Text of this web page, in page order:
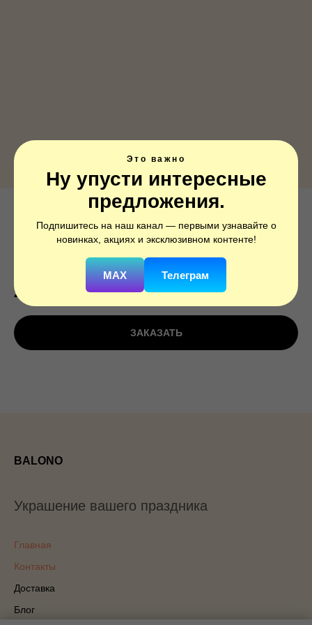
Это важно
Ну упусти интересные
предложения.
Подпишитесь на наш канал — первыми узнавайте о
новинках, акциях и эксклюзивном контенте!
MAX Телеграм
Трансформеры, Оптимус Прайм, 1
401601
250 р.
ЗАКАЗАТЬ
BALONO
Украшение вашего праздника
Главная
Контакты
Доставка
Блог